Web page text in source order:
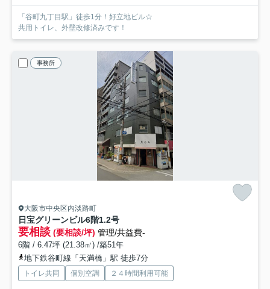
「谷町九丁目駅」徒歩1分！好立地ビル☆
共用トイレ、外壁改修済みです！
事務所
大阪市中央区内淡路町
日宝グリーンビル6階1.2号
要相談 (要相談/坪) 管理/共益費-
6階 / 6.47坪 (21.38㎡) /築51年
地下鉄谷町線「天満橋」駅 徒歩7分
トイレ共同 個別空調 ２４時間利用可能